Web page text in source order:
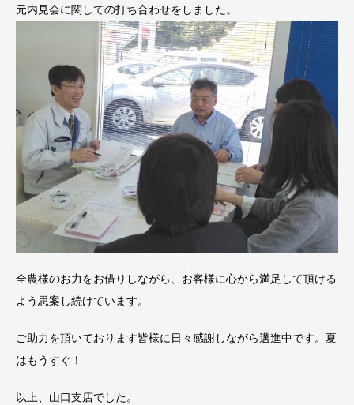
元内見会に関しての打ち合わせをしました。
全農様のお力をお借りしながら、お客様に心から満足して頂ける
よう思案し続けています。
ご助力を頂いております皆様に日々感謝しながら邁進中です。夏
はもうすぐ！
以上、山口支店でした。